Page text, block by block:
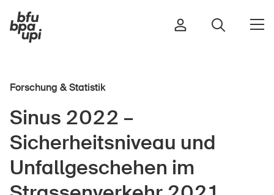
Sport & Bewegung
Zuhause & Garten
Gebäude & Anlagen
Forschung & Statistik
Sinus 2022 –
Sicherheitsniveau und
Unfallgeschehen im